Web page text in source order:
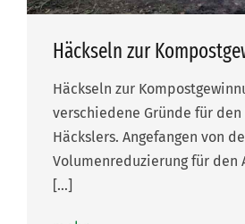
Häckseln zur
Häckseln zur
verschiedene Gründe für den
Häckslers. Angefangen von
Volumenreduzierung für den
[…]